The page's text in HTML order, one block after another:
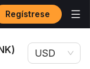
Regístrese
(TRUNK)
USD